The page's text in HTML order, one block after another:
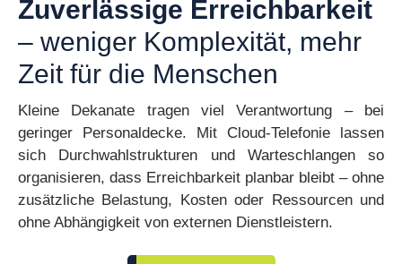
Zuverlässige Erreichbarkeit
– weniger Komplexität, mehr
Zeit für die Menschen
Kleine Dekanate tragen viel Verantwortung – bei
geringer Personaldecke. Mit Cloud-Telefonie lassen
sich Durchwahlstrukturen und Warteschlangen so
organisieren, dass Erreichbarkeit planbar bleibt – ohne
zusätzliche Belastung, Kosten oder Ressourcen und
ohne Abhängigkeit von externen Dienstleistern.